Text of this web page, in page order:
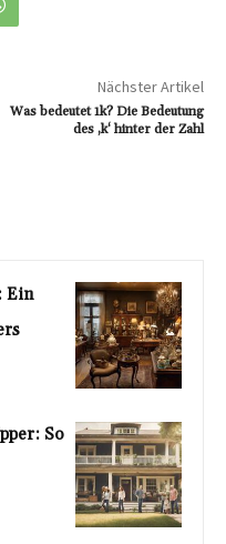
Nächster Artikel
Was bedeutet 1k? Die Bedeutung
des ‚k‘ hinter der Zahl
Ein
So